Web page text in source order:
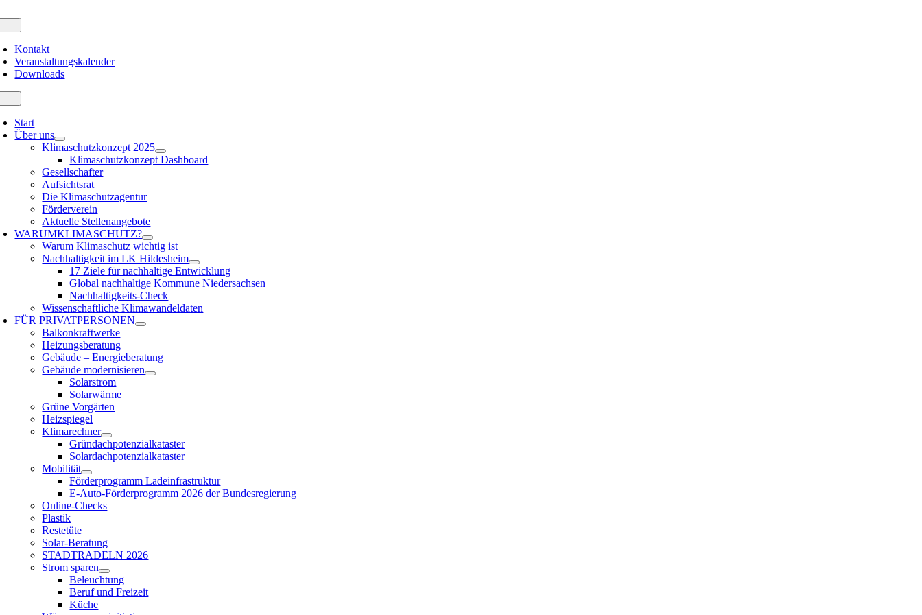
Inhalt
springen
Kontakt
Veranstaltungskalender
Downloads
Start
Über uns
Klimaschutzkonzept 2025
Klimaschutzkonzept Dashboard
Gesellschafter
Aufsichtsrat
Die Klimaschutzagentur
Förderverein
Aktuelle Stellenangebote
WARUMKLIMASCHUTZ?
Warum Klimaschutz wichtig ist
Nachhaltigkeit im LK Hildesheim
17 Ziele für nachhaltige Entwicklung
Global nachhaltige Kommune Niedersachsen
Nachhaltigkeits-Check
Wissenschaftliche Klimawandeldaten
FÜRPRIVATPERSONEN
Balkonkraftwerke
Heizungsberatung
Gebäude – Energieberatung
Gebäude modernisieren
Solarstrom
Solarwärme
Grüne Vorgärten
Heizspiegel
Klimarechner
Gründachpotenzialkataster
Solardachpotenzialkataster
Mobilität
Förderprogramm Ladeinfrastruktur
E-Auto-Förderprogramm 2026 der Bundesregierung
Online-Checks
Plastik
Restetüte
Solar-Beratung
STADTRADELN 2026
Strom sparen
Beleuchtung
Beruf und Freizeit
Küche